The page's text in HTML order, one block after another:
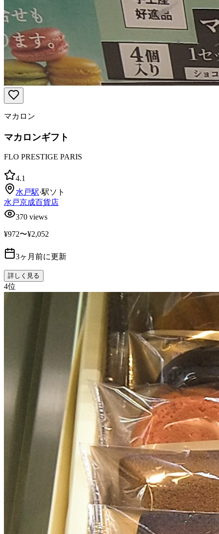
マカロン
マカロンギフト
FLO PRESTIGE PARIS
4.1
水戸駅·駅ソト
水戸京成百貨店
370 views
¥972〜¥2,052
3ヶ月前に更新
詳しく見る
4位